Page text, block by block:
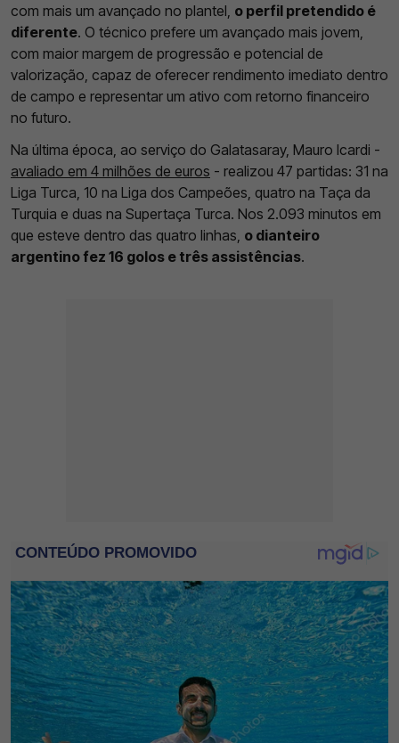
com mais um avançado no plantel, o perfil pretendido é
diferente. O técnico prefere um avançado mais jovem,
com maior margem de progressão e potencial de
valorização, capaz de oferecer rendimento imediato dentro
de campo e representar um ativo com retorno financeiro
no futuro.
Na última época, ao serviço do Galatasaray, Mauro Icardi -
avaliado em 4 milhões de euros - realizou 47 partidas: 31 na
Liga Turca, 10 na Liga dos Campeões, quatro na Taça da
Turquia e duas na Supertaça Turca. Nos 2.093 minutos em
que esteve dentro das quatro linhas, o dianteiro
argentino fez 16 golos e três assistências.